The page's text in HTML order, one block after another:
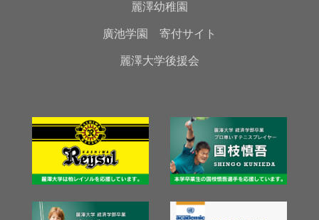
麗澤幼稚園
廣池学園 寄付サイト
麗澤大学後援会